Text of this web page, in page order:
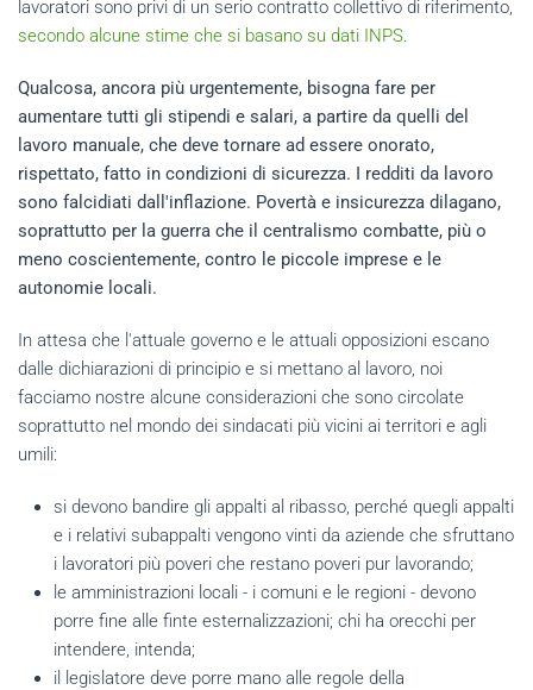
lavoratori sono privi di un serio contratto collettivo di riferimento,
secondo alcune stime che si basano su dati INPS.
Qualcosa, ancora più urgentemente, bisogna fare per
aumentare tutti gli stipendi e salari, a partire da quelli del
lavoro manuale, che deve tornare ad essere onorato,
rispettato, fatto in condizioni di sicurezza. I redditi da lavoro
sono falcidiati dall'inflazione. Povertà e insicurezza dilagano,
soprattutto per la guerra che il centralismo combatte, più o
meno coscientemente, contro le piccole imprese e le
autonomie locali.
In attesa che l'attuale governo e le attuali opposizioni escano
dalle dichiarazioni di principio e si mettano al lavoro, noi
facciamo nostre alcune considerazioni che sono circolate
soprattutto nel mondo dei sindacati più vicini ai territori e agli
umili:
si devono bandire gli appalti al ribasso, perché quegli appalti
e i relativi subappalti vengono vinti da aziende che sfruttano
i lavoratori più poveri che restano poveri pur lavorando;
le amministrazioni locali - i comuni e le regioni - devono
porre fine alle finte esternalizzazioni; chi ha orecchi per
intendere, intenda;
il legislatore deve porre mano alle regole della